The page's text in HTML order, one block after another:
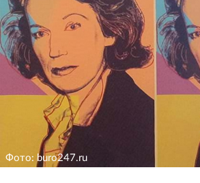
Фото: buro247.ru